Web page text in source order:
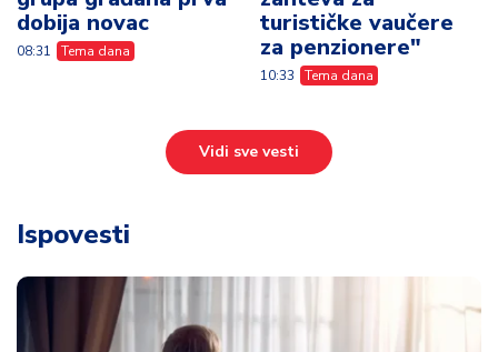
dobija novac
08:31 Tema dana
turističke vaučere
za penzionere"
10:33 Tema dana
Vidi sve vesti
Ispovesti